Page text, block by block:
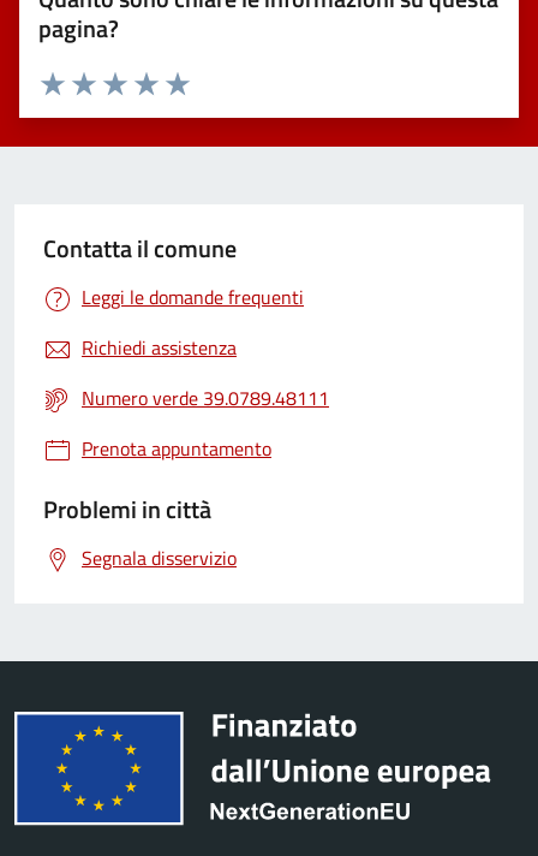
pagina?
Valuta 5 stelle su 5
Valuta 4 stelle su 5
Valuta 3 stelle su 5
Valuta 2 stelle su 5
Valuta 1 stelle su 5
Contatta il comune
Leggi le domande frequenti
Richiedi assistenza
Numero verde 39.0789.48111
Prenota appuntamento
Problemi in città
Segnala disservizio